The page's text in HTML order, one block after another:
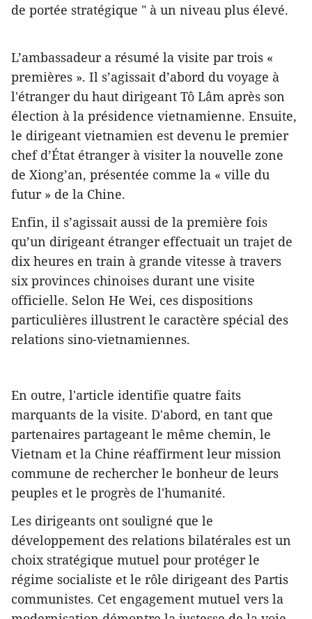
de portée stratégique " à un niveau plus élevé.
L’ambassadeur a résumé la visite par trois «
premières ». Il s’agissait d’abord du voyage à
l'étranger du haut dirigeant Tô Lâm après son
élection à la présidence vietnamienne. Ensuite,
le dirigeant vietnamien est devenu le premier
chef d’État étranger à visiter la nouvelle zone
de Xiong’an, présentée comme la « ville du
futur » de la Chine.
Enfin, il s’agissait aussi de la première fois
qu’un dirigeant étranger effectuait un trajet de
dix heures en train à grande vitesse à travers
six provinces chinoises durant une visite
officielle. Selon He Wei, ces dispositions
particulières illustrent le caractère spécial des
relations sino-vietnamiennes.
En outre, l'article identifie quatre faits
marquants de la visite. D'abord, en tant que
partenaires partageant le même chemin, le
Vietnam et la Chine réaffirment leur mission
commune de rechercher le bonheur de leurs
peuples et le progrès de l'humanité.
Les dirigeants ont souligné que le
développement des relations bilatérales est un
choix stratégique mutuel pour protéger le
régime socialiste et le rôle dirigeant des Partis
communistes. Cet engagement mutuel vers la